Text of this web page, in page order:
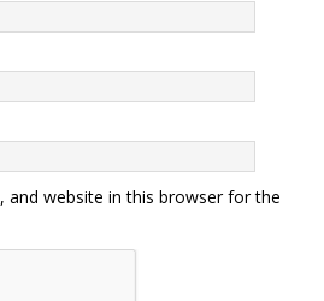
and website in this browser for the